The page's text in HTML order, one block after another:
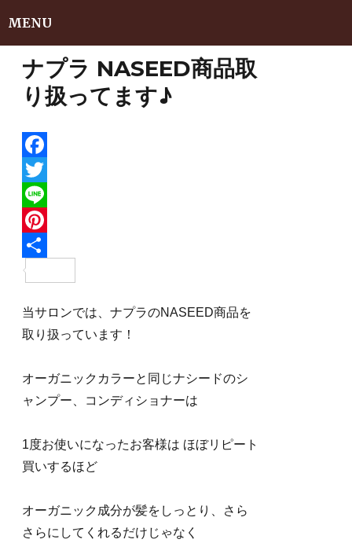
MENU
ナプラ NASEED商品取
り扱ってます♪
F
a
c
e
b
o
T
w
t
e
L
n
P
i
t
e
t
当サロンでは、ナプラのNASEED商品を
取り扱っています！
オーガニックカラーと同じナシードのシ
ャンプー、コンディショナーは
1度お使いになったお客様は ほぼリピート
買いするほど
オーガニック成分が髪をしっとり、さら
さらにしてくれるだけじゃなく